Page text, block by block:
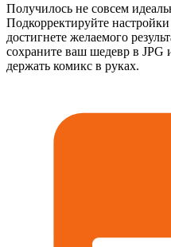
Получилось не совсем
Подкорректируйте
достигнете желаемого
сохраните ваш шедевр в JPG
держать комикс в руках.